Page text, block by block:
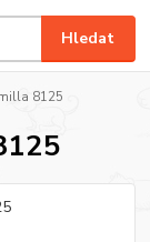
Hledat
8125